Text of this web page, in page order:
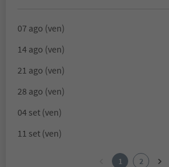
07 ago (ven)
14 ago (ven)
21 ago (ven)
28 ago (ven)
04 set (ven)
11 set (ven)
1 2